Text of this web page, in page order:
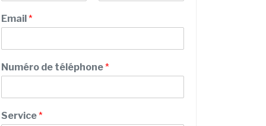
r
é
m
Email*
Numéro de téléphone*
Service*